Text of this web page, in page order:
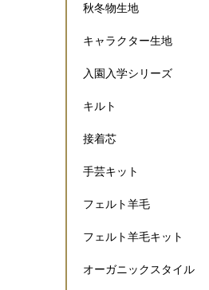
秋冬物生地
キャラクター生地
入園入学シリーズ
キルト
接着芯
手芸キット
フェルト羊毛
フェルト羊毛キット
オーガニックスタイル